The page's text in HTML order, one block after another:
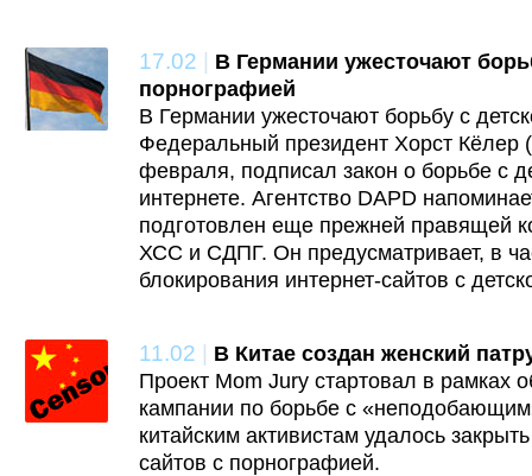
17.02 | В Германии ужесточают
порнографией
В Германии ужесточают борьбу с
Федеральный президент Хорст Кёлер
февраля, подписал закон о борьбе с
интернете. Агентство DAPD
подготовлен еще прежней правящей
ХСС и СДПГ. Он предусматривает, в
блокирования интернет-сайтов с
11.02 | В Китае создан женский
Проект Mom Jury стартовал в рамках
кампании по борьбе с
китайским активистам удалось
сайтов с порнографией.